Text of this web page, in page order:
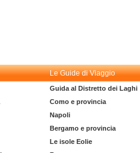
Le Guide di Viaggio
Guida al Distretto dei Laghi
Como e provincia
Napoli
Bergamo e provincia
Le isole Eolie